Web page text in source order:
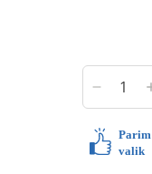
Parim
valik